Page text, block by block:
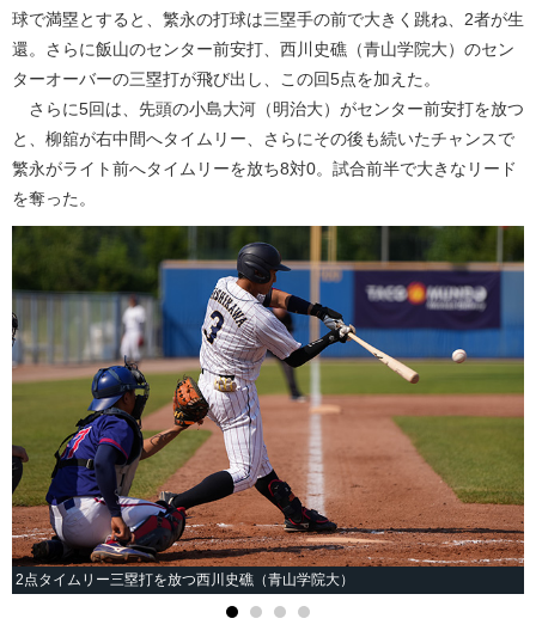
球で満塁とすると、繁永の打球は三塁手の前で大きく跳ね、2者が生
還。さらに飯山のセンター前安打、西川史礁（青山学院大）のセン
ターオーバーの三塁打が飛び出し、この回5点を加えた。
さらに5回は、先頭の小島大河（明治大）がセンター前安打を放つ
と、柳舘が右中間へタイムリー、さらにその後も続いたチャンスで
繁永がライト前へタイムリーを放ち8対0。試合前半で大きなリード
を奪った。
2点タイムリー三塁打を放つ西川史礁（青山学院大）